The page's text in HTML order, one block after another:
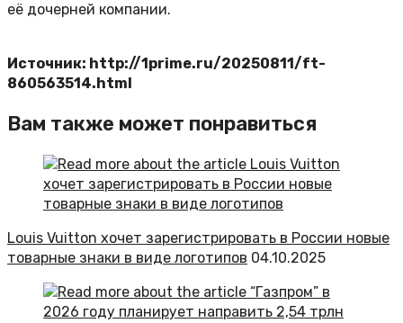
её дочерней компании.
Источник: http://1prime.ru/20250811/ft-
860563514.html
Вам также может понравиться
Louis Vuitton хочет зарегистрировать в России новые
товарные знаки в виде логотипов 04.10.2025